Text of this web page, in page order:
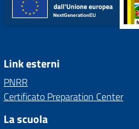
Link esterni
PNRR
Certificato Preparation Center
La scuola